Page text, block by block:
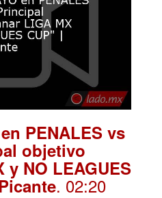
PENALES vs
objetivo
y NO LEAGUES
. 02:20